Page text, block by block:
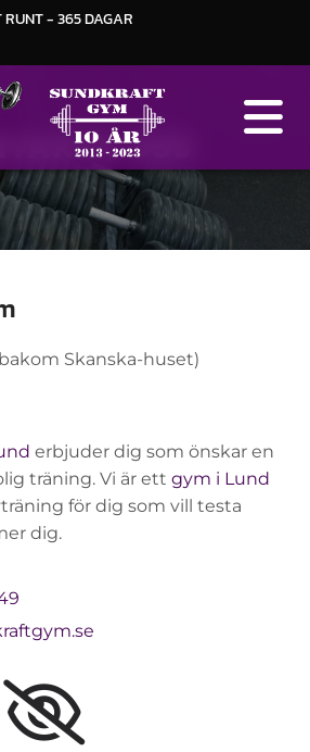
RUNT - 365 DAGAR
OSS
Skanska-huset)
erbjuder dig som önskar en
träning. Vi är ett gym i Lund
för dig som vill testa
dig.